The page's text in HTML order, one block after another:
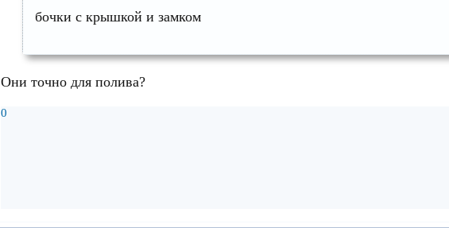
бочки с крышкой и замком
Они точно для полива?
0